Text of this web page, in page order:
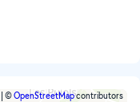
©OpenStreetMapcontributors